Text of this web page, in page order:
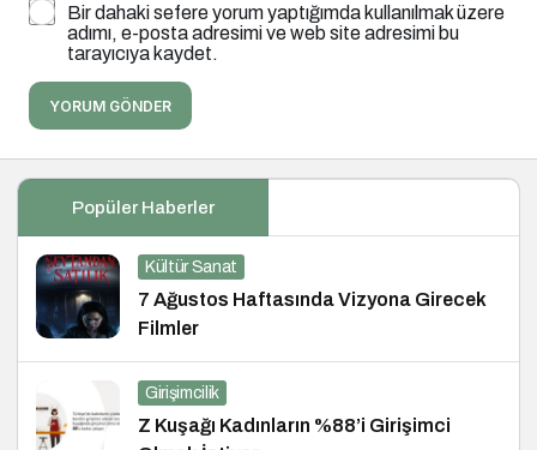
Bir dahaki sefere yorum yaptığımda kullanılmak üzere
adımı, e-posta adresimi ve web site adresimi bu
tarayıcıya kaydet.
YORUM GÖNDER
Popüler Haberler
Kültür Sanat
7 Ağustos Haftasında Vizyona Girecek
Filmler
Girişimcilik
Z Kuşağı Kadınların %88’i Girişimci